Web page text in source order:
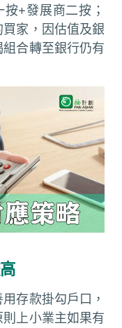
+發展商二按；
家，因估值及銀
合轉至銀行仍有
存款掛勾戶口，
上小業主如果有